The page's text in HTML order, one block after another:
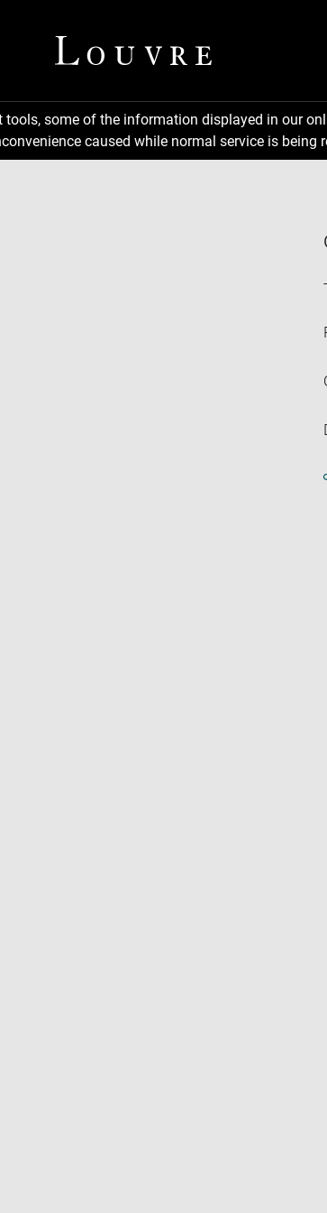
some of the information displayed in our
caused while normal service is being